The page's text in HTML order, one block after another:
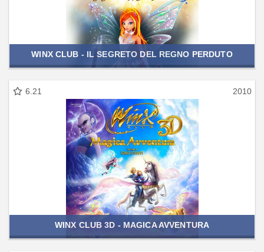
WINX CLUB - IL SEGRETO DEL REGNO PERDUTO
6.21 2010
WINX CLUB 3D - MAGICA AVVENTURA